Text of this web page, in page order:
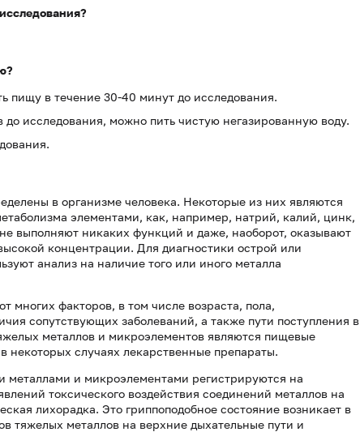
пищу в течение 30-40 минут до исследования.
исследования, можно пить чистую негазированную воду.
в организме человека. Некоторые из них являются
элементами, как, например, натрий, калий, цинк,
выполняют никаких функций и даже, наоборот, оказывают
концентрации. Для диагностики острой или
анализ на наличие того или иного металла
многих факторов, в том числе возраста, пола,
сопутствующих заболеваний, а также пути поступления в
металлов и микроэлементов являются пищевые
некоторых случаях лекарственные препараты.
металлами и микроэлементами регистрируются на
токсического воздействия соединений металлов на
лихорадка. Это гриппоподобное состояние возникает в
тяжелых металлов на верхние дыхательные пути и